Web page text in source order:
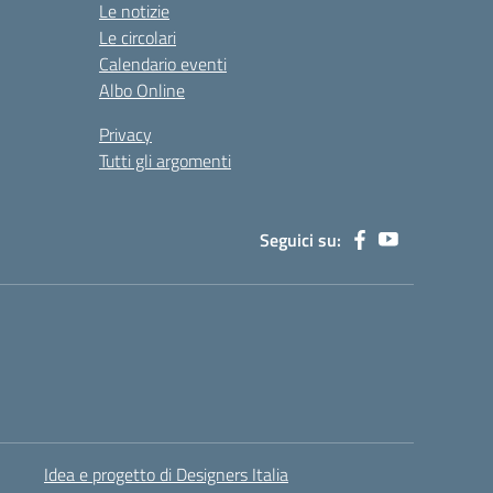
Le notizie
Le circolari
Calendario eventi
Albo Online
Privacy
Tutti gli argomenti
Seguici su:
Idea e progetto di Designers Italia